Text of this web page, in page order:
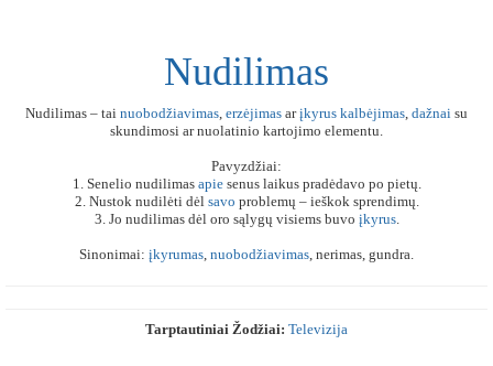
Nudilimas
Nudilimas – tai nuobodžiavimas, erzėjimas arįkyrus kalbėjimas, dažnai su
skundimosi ar nuolatinio kartojimo elementu.
Pavyzdžiai:
1. Senelio nudilimas apiesenus laikus pradėdavo po pietų.
2. Nustok nudilėti dėl savo problemų – ieškok sprendimų.
3. Jo nudilimas dėl oro sąlygų visiems buvo įkyrus.
Sinonimai: įkyrumas, nuobodžiavimas, nerimas, gundra.
Tarptautiniai Žodžiai: Televizija